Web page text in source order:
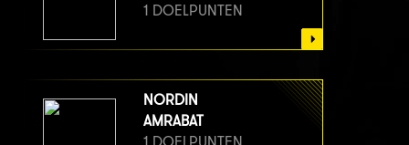
1 DOELPUNTEN
NORDIN
AMRABAT